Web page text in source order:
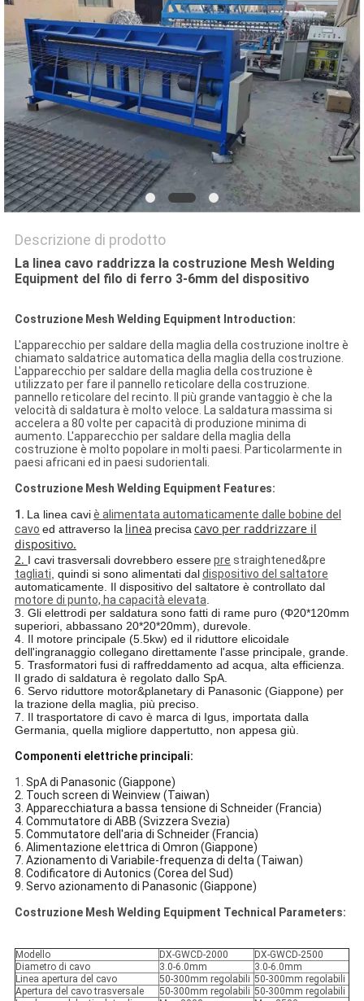
PRIVACY
POLICY
Descrizione di prodotto
La linea cavo raddrizza la costruzione Mesh Welding
Equipment del filo di ferro 3-6mm del dispositivo
Costruzione Mesh Welding Equipment Introduction:
L'apparecchio per saldare della maglia della costruzione inoltre è
chiamato saldatrice automatica della maglia della costruzione.
L'apparecchio per saldare della maglia della costruzione è
utilizzato per fare il pannello reticolare della costruzione.
pannello reticolare del recinto. Il più grande vantaggio è che la
velocità di saldatura è molto veloce. La saldatura massima si
accelera a 80 volte per capacità di produzione minima di
aumento. L'apparecchio per saldare della maglia della
costruzione è molto popolare in molti paesi. Particolarmente in
paesi africani ed in paesi sudorientali.
Costruzione Mesh Welding Equipment Features:
1. La linea caviè alimentata automaticamente dalle bobine del
cavo ed attraverso la linea precisacavo per raddrizzare il
dispositivo.
2. I cavi trasversali dovrebbero esserepre straightened&pre
tagliati, quindi si sono alimentati daldispositivo del saltatore
automaticamente. Il dispositivo del saltatore è controllato dal
motore di punto, ha capacità elevata.
3. Gli elettrodi per saldatura sono fatti di rame puro (Φ20*120mm
superiori, abbassano 20*20*20mm), durevole.
4. Il motore principale (5.5kw) ed il riduttore elicoidale
dell'ingranaggio collegano direttamente l'asse principale, grande.
5. Trasformatori fusi di raffreddamento ad acqua, alta efficienza.
Il grado di saldatura è regolato dallo SpA.
6. Servo riduttore motor&planetary di Panasonic (Giappone) per
la trazione della maglia, più preciso.
7. Il trasportatore di cavo è marca di Igus, importata dalla
Germania, quella migliore dappertutto, non appesa giù.
Componenti elettriche principali:
1. SpA di Panasonic (Giappone)
2. Touch screen di Weinview (Taiwan)
3. Apparecchiatura a bassa tensione di Schneider (Francia)
4. Commutatore di ABB (Svizzera Svezia)
5. Commutatore dell'aria di Schneider (Francia)
6. Alimentazione elettrica di Omron (Giappone)
7. Azionamento di Variabile-frequenza di delta (Taiwan)
8. Codificatore di Autonics (Corea del Sud)
9. Servo azionamento di Panasonic (Giappone)
Costruzione Mesh Welding Equipment Technical Parameters:
Modello DX-GWCD-2000
DX-GWCD-2500
Diametro di cavo
3.0-6.0mm
3.0-6.0mm
Linea apertura del cavo
50-300mm regolabili 50-300mm regolabili
Apertura del cavo trasversale
50-300mm regolabili 50-300mm regolabili